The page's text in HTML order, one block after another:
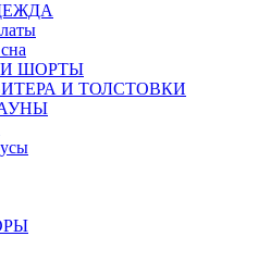
И ШОРТЫ
И ТОЛСТОВКИ